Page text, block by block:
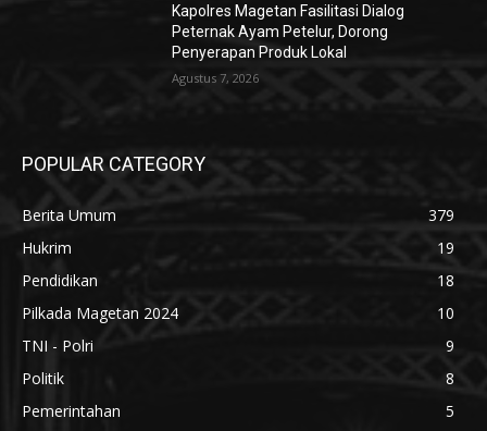
Kapolres Magetan Fasilitasi Dialog
Peternak Ayam Petelur, Dorong
Penyerapan Produk Lokal
Agustus 7, 2026
POPULAR CATEGORY
Berita Umum
379
Hukrim
19
Pendidikan
18
Pilkada Magetan 2024
10
TNI - Polri
9
Politik
8
Pemerintahan
5